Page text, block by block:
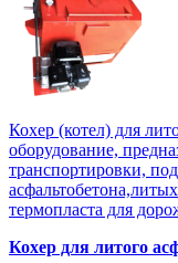
Кохер (котел) для
оборудование,
транспортировки,
термопласта для
Кохер для литого